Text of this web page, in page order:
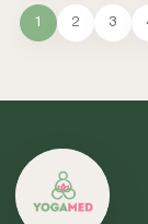
1 2 3